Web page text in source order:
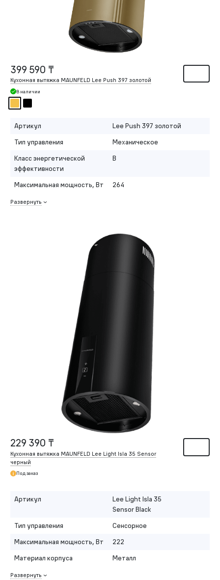
399 590 ₸
Кухонная вытяжка MAUNFELD Lee Push 397 золотой
В наличии
Артикул
Lee Push 397 золотой
Тип управления
Механическое
Класс энергетической
эффективности
B
Максимальная мощность, Вт 264
Развернуть
229 390 ₸
Кухонная вытяжка MAUNFELD Lee Light Isla 35 Sensor
черный
Под заказ
Артикул
Lee Light Isla 35
Sensor Black
Тип управления
Сенсорное
Максимальная мощность, Вт
222
Материал корпуса
Металл
Развернуть